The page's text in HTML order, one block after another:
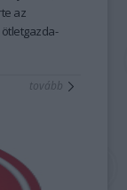
az
tovább